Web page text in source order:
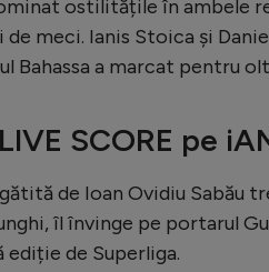
ostilitățile în ambele
meci. Ianis Stoica și
Bahassa a marcat pentru
SCORE pe
de Ioan Ovidiu Sabău
îl învinge pe portarul
de Superliga.